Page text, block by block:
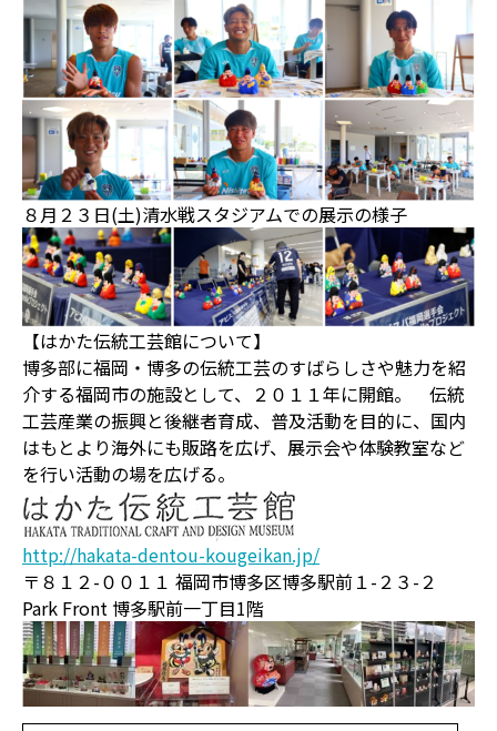
８月２３日(土)清水戦スタジアムでの展示の様子
【はかた伝統工芸館について】
博多部に福岡・博多の伝統工芸のすばらしさや魅力を紹
介する福岡市の施設として、２０１１年に開館。 伝統
工芸産業の振興と後継者育成、普及活動を目的に、国内
はもとより海外にも販路を広げ、展示会や体験教室など
を行い活動の場を広げる。
http://hakata-dentou-kougeikan.jp/
〒８１２-００１１ 福岡市博多区博多駅前１-２３-２
Park Front 博多駅前一丁目1階